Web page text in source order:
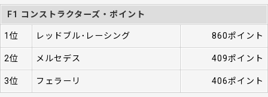
F1 コンストラクターズ・ポイント
1位 レッドブル･レーシング 860ポイント
2位 メルセデス 409ポイント
3位 フェラーリ 406ポイント